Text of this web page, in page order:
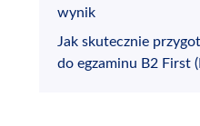
wynik
Jak skutecznie
do egzaminu B2 First